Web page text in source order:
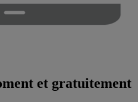
et gratuitement